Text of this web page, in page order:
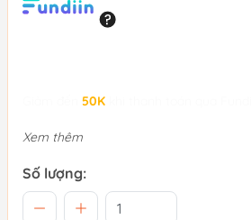
50K
Xem thêm
Số lượng: